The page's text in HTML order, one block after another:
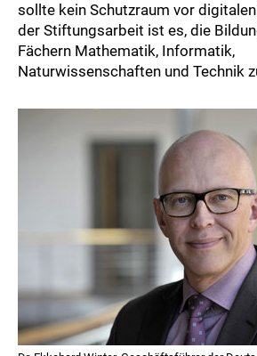
sollte kein Schutzraum vor digitalen
der Stiftungsarbeit ist es, die
Fächern Mathematik, Informatik,
Naturwissenschaften und Technik